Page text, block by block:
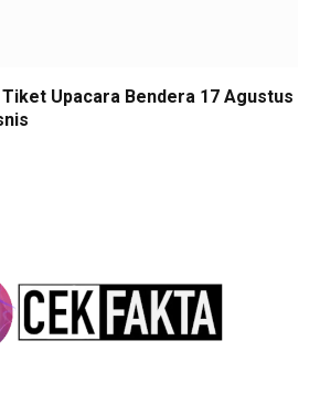
Upacara Bendera 17 Agustus